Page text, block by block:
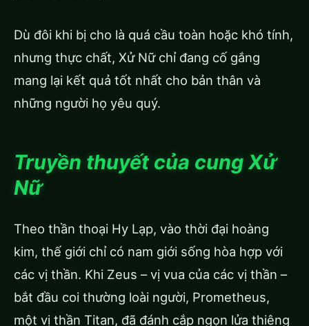
Dù đôi khi bị cho là quá cầu toàn hoặc khó tính,
nhưng thực chất, Xử Nữ chỉ đang cố gắng
mang lại kết quả tốt nhất cho bản thân và
những người họ yêu quý.
Truyền thuyết của cung Xử
Nữ
Theo thần thoại Hy Lạp, vào thời đại hoàng
kim, thế giới chỉ có nam giới sống hòa hợp với
các vị thần. Khi Zeus – vị vua của các vị thần –
bắt đầu coi thường loài người, Prometheus,
một vị thần Titan, đã đánh cắp ngọn lửa thiêng